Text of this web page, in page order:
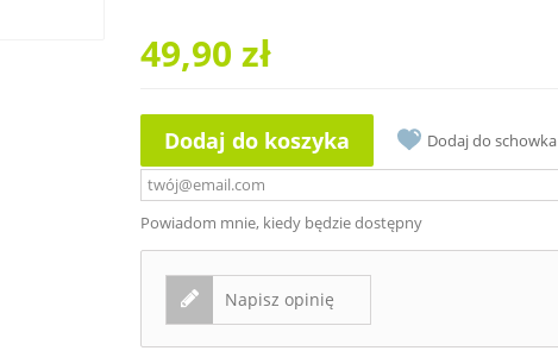
49,90 zł
Dodaj do koszyka Dodaj do schowka
Powiadom mnie, kiedy będzie dostępny
Napisz opinię